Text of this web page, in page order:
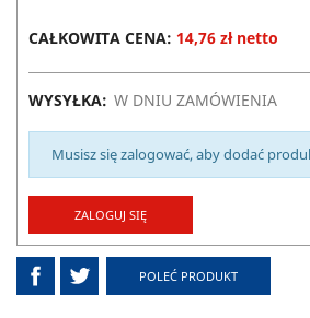
CAŁKOWITA CENA: 14,76 zł netto
WYSYŁKA: W DNIU ZAMÓWIENIA
Musisz się zalogować, aby dodać
ZALOGUJ SIĘ
POLEĆ PRODUKT